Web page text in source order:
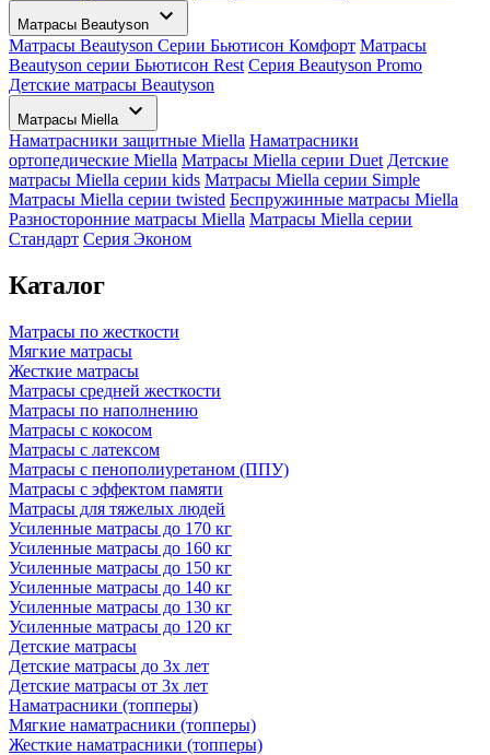
Матрасы Beautyson
Матрасы Beautyson Серии Бьютисон Комфорт Матрасы
Beautyson серии Бьютисон Rest Серия Beautyson Promo
Детские матрасы Beautyson
Матрасы Miella
Наматрасники защитные Miella Наматрасники
ортопедические Miella Матрасы Miella серии Duet Детские
матрасы Miella серии kids Матрасы Miella серии Simple
Матрасы Miella серии twisted Беспружинные матрасы Miella
Разносторонние матрасы Miella Матрасы Miella серии
Стандарт Серия Эконом
Каталог
Матрасы по жесткости
Мягкие матрасы
Жесткие матрасы
Матрасы средней жесткости
Матрасы по наполнению
Матрасы с кокосом
Матрасы с латексом
Матрасы с пенополиуретаном (ППУ)
Матрасы с эффектом памяти
Матрасы для тяжелых людей
Усиленные матрасы до 170 кг
Усиленные матрасы до 160 кг
Усиленные матрасы до 150 кг
Усиленные матрасы до 140 кг
Усиленные матрасы до 130 кг
Усиленные матрасы до 120 кг
Детские матрасы
Детские матрасы до 3х лет
Детские матрасы от 3х лет
Наматрасники (топперы)
Мягкие наматрасники (топперы)
Жесткие наматрасники (топперы)